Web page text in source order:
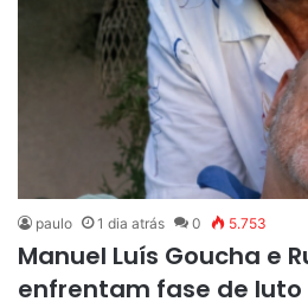
paulo 1 dia atrás 0 5.753
Manuel Luís Goucha e
enfrentam fase de luto